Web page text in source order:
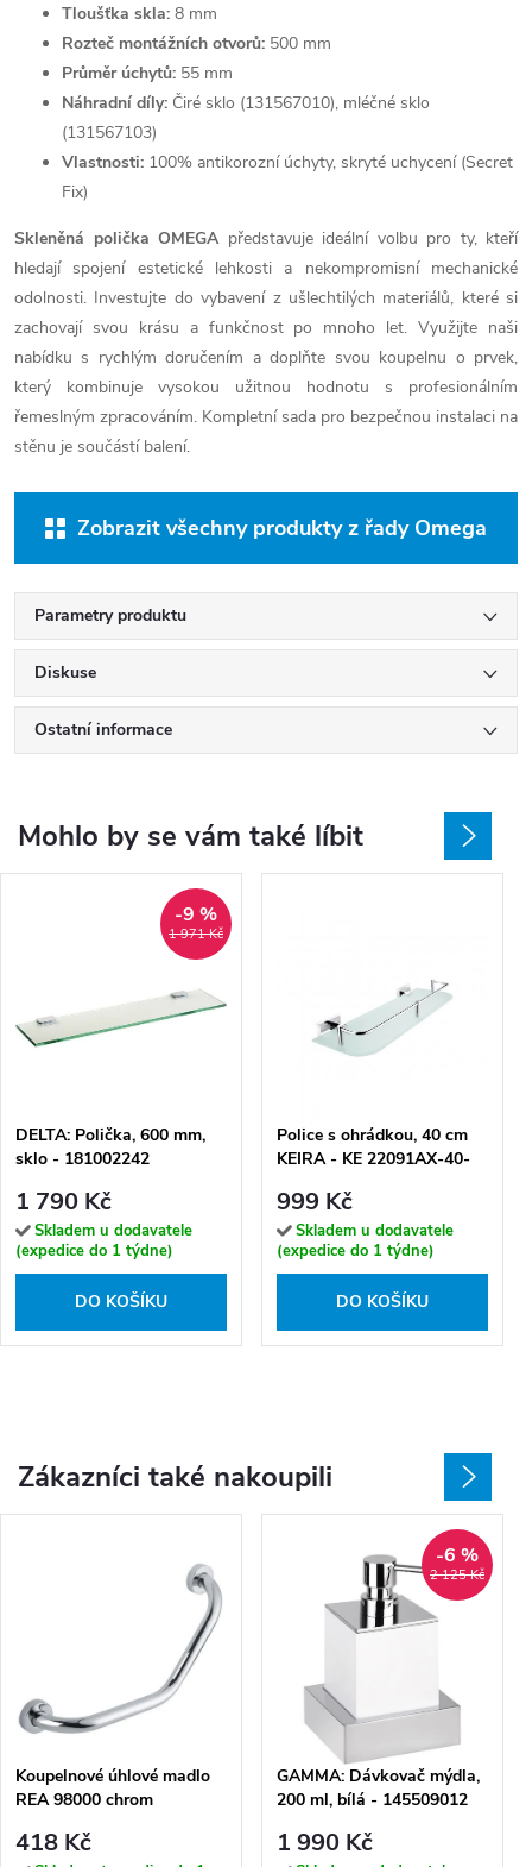
Tloušťka skla: 8 mm
Rozteč montážních otvorů: 500 mm
Průměr úchytů: 55 mm
Náhradní díly: Čiré sklo (131567010), mléčné sklo
(131567103)
Vlastnosti: 100% antikorozní úchyty, skryté uchycení (Secret
Fix)
Skleněná polička OMEGApředstavuje ideální volbu pro ty, kteří
hledají spojení estetické lehkosti a nekompromisní mechanické
odolnosti. Investujte do vybavení z ušlechtilých materiálů, které si
zachovají svou krásu a funkčnost po mnoho let. Využijte naši
nabídku s rychlým doručením a doplňte svou koupelnu o prvek,
který kombinuje vysokou užitnou hodnotu s profesionálním
řemeslným zpracováním. Kompletní sada pro bezpečnou instalaci na
stěnu je součástí balení.
Zobrazit všechny produkty z řady Omega
Parametry produktu
Diskuse
Ostatní informace
Mohlo by se vám také líbit
1 971 Kč
-9 %
DELTA: Polička, 600 mm,
sklo - 181002242
1 790 Kč
Skladem u dodavatele
(expedice do 1 týdne)
DO KOŠÍKU
Police s ohrádkou, 40 cm
KEIRA - KE 22091AX-40-
999 Kč
Skladem u dodavatele
(expedice do 1 týdne)
DO KOŠÍKU
Zákazníci také nakoupili
Koupelnové úhlové madlo
REA 98000 chrom
418 Kč
2 125 Kč
-6 %
GAMMA: Dávkovač mýdla,
200 ml, bílá - 145509012
1 990 Kč